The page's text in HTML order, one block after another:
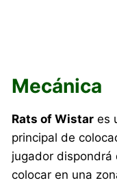
Mecánica
Rats of Wistar es
principal de
jugador dispondrá
colocar en una